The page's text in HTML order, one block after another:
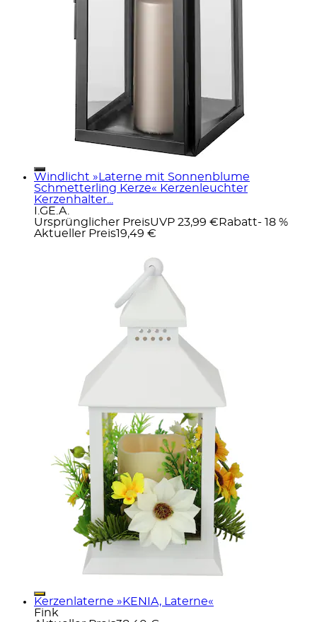
Windlicht »Laterne mit Sonnenblume
Schmetterling Kerze« Kerzenleuchter
Kerzenhalter...
I.GE.A.
Ursprünglicher PreisUVP 23,99 € Rabatt- 18 %
Aktueller Preis19,49 €
Kerzenlaterne »KENIA, Laterne«
Fink